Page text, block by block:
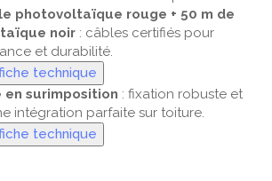
photovoltaïque rouge + 50 m de
noir : câbles certifiés pour
et durabilité.
technique
en surimposition : fixation robuste et
intégration parfaite sur toiture.
technique